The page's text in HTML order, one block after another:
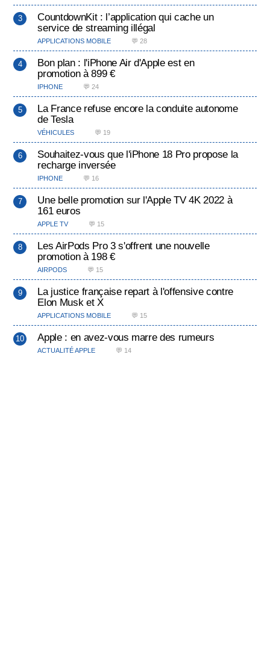
CountdownKit : l’application qui cache un
service de streaming illégal
APPLICATIONS MOBILE 💬 28
Bon plan : l'iPhone Air d'Apple est en
promotion à 899 €
IPHONE 💬 24
La France refuse encore la conduite autonome
de Tesla
VÉHICULES 💬 19
Souhaitez-vous que l'iPhone 18 Pro propose la
recharge inversée
IPHONE 💬 16
Une belle promotion sur l'Apple TV 4K 2022 à
161 euros
APPLE TV 💬 15
Les AirPods Pro 3 s'offrent une nouvelle
promotion à 198 €
AIRPODS 💬 15
La justice française repart à l'offensive contre
Elon Musk et X
APPLICATIONS MOBILE 💬 15
Apple : en avez-vous marre des rumeurs
ACTUALITÉ APPLE 💬 14